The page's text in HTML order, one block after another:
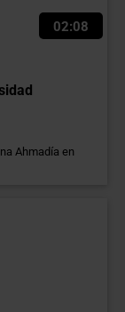
02:08
Ahmadía en